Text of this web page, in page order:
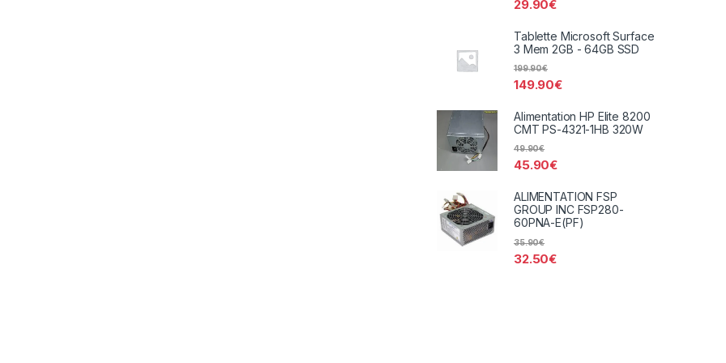
29.90€
Tablette Microsoft Surface
3 Mem 2GB - 64GB SSD
149.90€
199.90€
Alimentation HP Elite 8200
CMT PS-4321-1HB 320W
45.90€
49.90€
ALIMENTATION FSP
GROUP INC FSP280-
60PNA-E(PF)
32.50€
35.90€